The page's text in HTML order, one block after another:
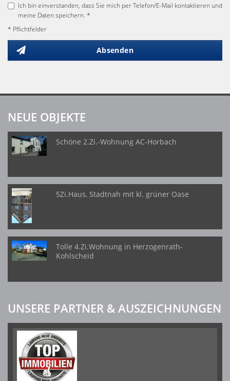
Ich bin einverstanden, dass Sie mich per Telefon/E-Mail kontaktieren und
meine Daten speichern. *
* Pflichtfelder
Absenden
NEUE OBJEKTE
Schöne 2.Zi.-Wohnung AC-Horbach
5Zi.Haus, Stadtnah mit kl. grüner Oase
Tolle 4.Zi.Wohnung in Herzogenrath-
Kohlscheid
UNSERE PARTNER & AUSZEICHNUNGEN